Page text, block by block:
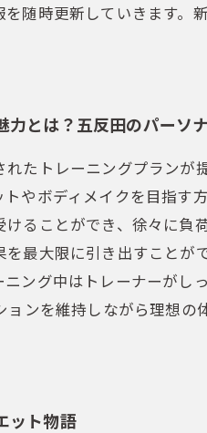
随時更新していきます
とは？五反田のパーソ
たトレーニングプラン
やボディメイクを目指
ることができ、徐々に
最大限に引き出すことが
ング中はトレーナーが
ンを維持しながら理想
ット物語